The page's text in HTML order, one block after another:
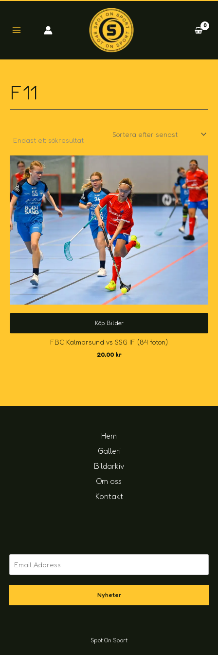
innehåll
F11
Endast ett sökresultat
Köp Bilder
FBC Kalmarsund vs SSG IF (84 foton)
20,00 kr
Hem
Galleri
Bildarkiv
Om oss
Kontakt
Nyheter
Spot On Sport